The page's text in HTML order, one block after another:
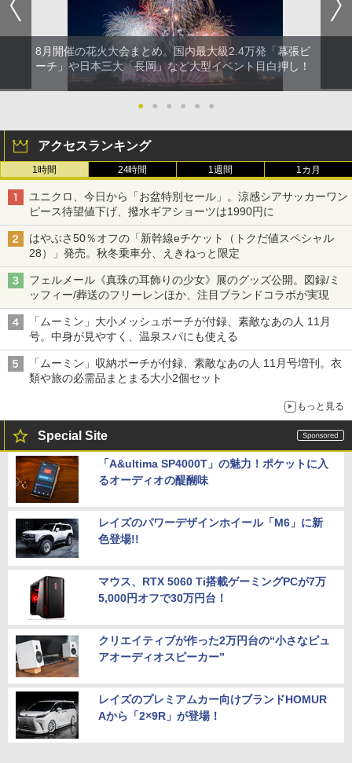
8月開催の花火大会まとめ。国内最大級2.4万発「幕張ビ
ーチ」や日本三大「長岡」など大型イベント目白押し！
● ● ● ● ● ●
アクセスランキング
1時間 24時間 1週間 1カ月
ユニクロ、今日から「お盆特別セール」。涼感シアサッカーワン
ピース待望値下げ、撥水ギアショーツは1990円に
はやぶさ50％オフの「新幹線eチケット（トクだ値スペシャル
28）」発売。秋冬乗車分、えきねっと限定
フェルメール《真珠の耳飾りの少女》展のグッズ公開。図録/ミ
ッフィー/葬送のフリーレンほか、注目ブランドコラボが実現
「ムーミン」大小メッシュポーチが付録、素敵なあの人 11月
号。中身が見やすく、温泉スパにも使える
「ムーミン」収納ポーチが付録、素敵なあの人 11月号増刊。衣
類や旅の必需品まとまる大小2個セット
もっと見る
Special Site
「A&ultima SP4000T」の魅力！ポケットに入
るオーディオの醍醐味
レイズのパワーデザインホイール「M6」に新
色登場!!
マウス、RTX 5060 Ti搭載ゲーミングPCが7万
5,000円オフで30万円台！
クリエイティブが作った2万円台の“小さなピュ
アオーディオスピーカー”
レイズのプレミアムカー向けブランドHOMUR
Aから「2×9R」が登場！